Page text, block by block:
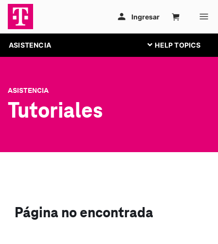
ASISTENCIA
ASISTENCIA
Tutoriales